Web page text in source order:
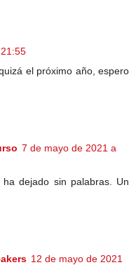
el próximo año, espero
7 de mayo de 2021 a
ha dejado sin palabras. Un
12 de mayo de 2021